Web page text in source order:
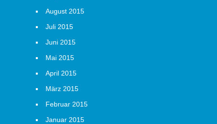
August 2015
Juli 2015
Juni 2015
Mai 2015
April 2015
März 2015
Februar 2015
Januar 2015